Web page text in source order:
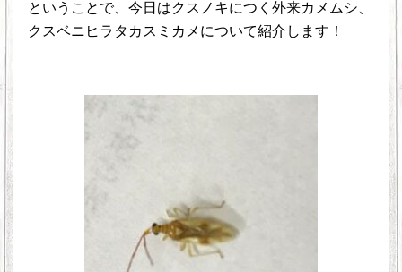
ということで、今日はクスノキにつく外来カメムシ、
クスベニヒラタカスミカメについて紹介します！